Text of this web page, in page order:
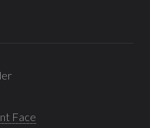
Face